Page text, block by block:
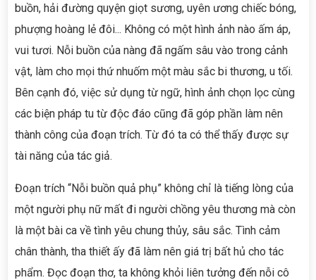
buồn, hải đường quyện giọt sương, uyên ương chiếc bóng,
phượng hoàng lẻ đôi... Không có một hình ảnh nào ấm áp,
vui tươi. Nỗi buồn của nàng đã ngấm sâu vào trong cảnh
vật, làm cho mọi thứ nhuốm một màu sắc bi thương, u tối.
Bên cạnh đó, việc sử dụng từ ngữ, hình ảnh chọn lọc cùng
các biện pháp tu từ độc đáo cũng đã góp phần làm nên
thành công của đoạn trích. Từ đó ta có thể thấy được sự
tài năng của tác giả.
Đoạn trích “Nỗi buồn quả phụ” không chỉ là tiếng lòng của
một người phụ nữ mất đi người chồng yêu thương mà còn
là một bài ca về tình yêu chung thủy, sâu sắc. Tình cảm
chân thành, tha thiết ấy đã làm nên giá trị bất hủ cho tác
phẩm. Đọc đoạn thơ, ta không khỏi liên tưởng đến nỗi cô